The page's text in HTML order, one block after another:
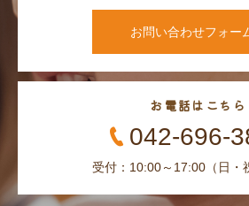
お問い合わせフォー
お電話はこちら
042-696-
受付：10:00～17:00（日・